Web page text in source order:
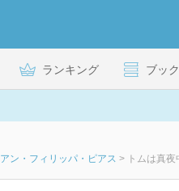
ランキング ブッ
アン・フィリッパ・ピアス > トムは真